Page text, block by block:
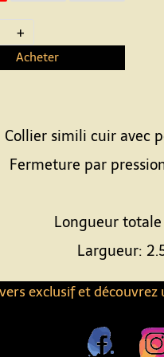
exclusif et
+
Acheter
Collier simili cuir avec
Fermeture par
Longueur
Largueur: